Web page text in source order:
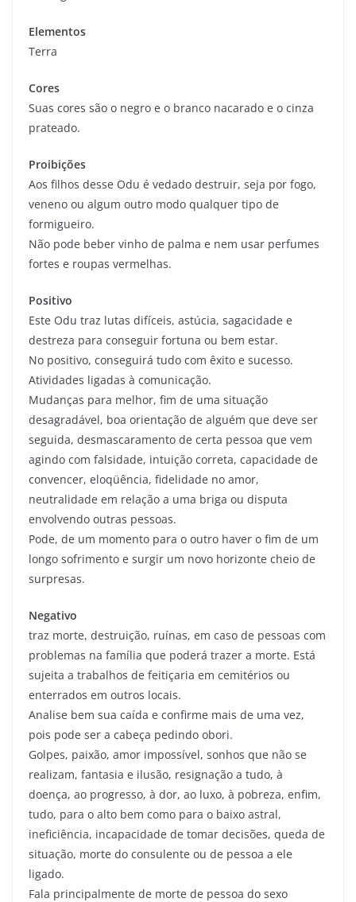
Elementos
Terra
Cores
Suas cores são o negro e o branco nacarado e o cinza
prateado.
Proibições
Aos filhos desse Odu é vedado destruir, seja por fogo,
veneno ou algum outro modo qualquer tipo de
formigueiro.
Não pode beber vinho de palma e nem usar perfumes
fortes e roupas vermelhas.
Positivo
Este Odu traz lutas difíceis, astúcia, sagacidade e
destreza para conseguir fortuna ou bem estar.
No positivo, conseguirá tudo com êxito e sucesso.
Atividades ligadas à comunicação.
Mudanças para melhor, fim de uma situação
desagradável, boa orientação de alguém que deve ser
seguida, desmascaramento de certa pessoa que vem
agindo com falsidade, intuição correta, capacidade de
convencer, eloqüência, fidelidade no amor,
neutralidade em relação a uma briga ou disputa
envolvendo outras pessoas.
Pode, de um momento para o outro haver o fim de um
longo sofrimento e surgir um novo horizonte cheio de
surpresas.
Negativo
traz morte, destruição, ruínas, em caso de pessoas com
problemas na família que poderá trazer a morte. Está
sujeita a trabalhos de feitiçaria em cemitérios ou
enterrados em outros locais.
Analise bem sua caída e confirme mais de uma vez,
pois pode ser a cabeça pedindo obori.
Golpes, paixão, amor impossível, sonhos que não se
realizam, fantasia e ilusão, resignação a tudo, à
doença, ao progresso, à dor, ao luxo, à pobreza, enfim,
tudo, para o alto bem como para o baixo astral,
ineficiência, incapacidade de tomar decisões, queda de
situação, morte do consulente ou de pessoa a ele
ligado.
Fala principalmente de morte de pessoa do sexo